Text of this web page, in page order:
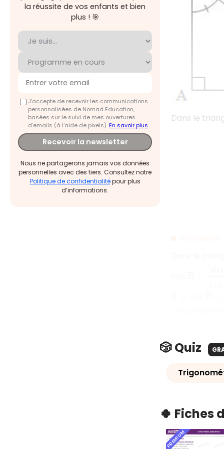
la réussite de vos enfants et bien
plus ! 🎯
J'accepte de recevoir les communications
personnalisées de Nomad Education,
basées sur le suivi de mes ouvertures
d'emails (à l’aide de pixels).En savoir plus
Recevoir la newsletter
Nous ne partagerons jamais vos données
personnelles avec des tiers. Consultez notre
Politique de confidentialitépour plus
d’informations.
Dans le
🎲 Quiz
🍀 Fiches
PREMIUM